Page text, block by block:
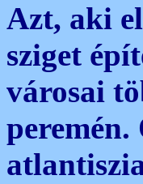
Azt, aki
sziget
városai